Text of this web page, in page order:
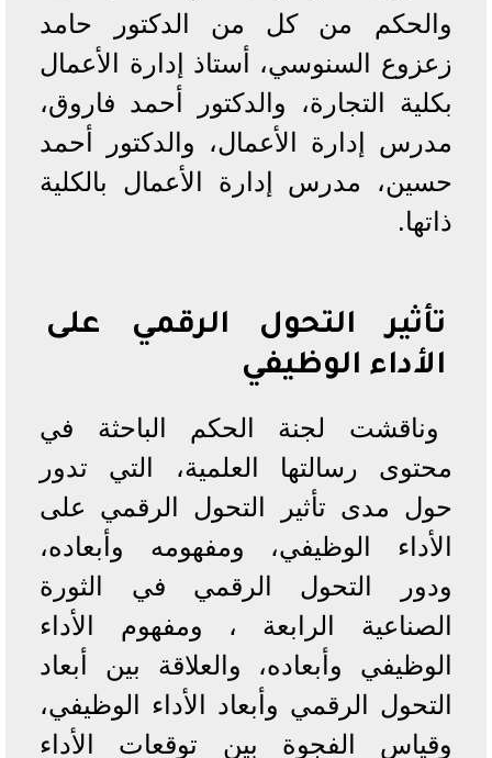
والحكم من كل من الدكتور حامد
زعزوع السنوسي، أستاذ إدارة الأعمال
بكلية التجارة، والدكتور أحمد فاروق،
مدرس إدارة الأعمال، والدكتور أحمد
حسين، مدرس إدارة الأعمال بالكلية
ذاتها.
تأثير التحول الرقمي على
الأداء الوظيفي
وناقشت لجنة الحكم الباحثة في
محتوى رسالتها العلمية، التي تدور
حول مدى تأثير التحول الرقمي على
الأداء الوظيفي، ومفهومه وأبعاده،
ودور التحول الرقمي في الثورة
الصناعية الرابعة ، ومفهوم الأداء
الوظيفي وأبعاده، والعلاقة بين أبعاد
التحول الرقمي وأبعاد الأداء الوظيفي،
وقياس الفجوة بين توقعات الأداء